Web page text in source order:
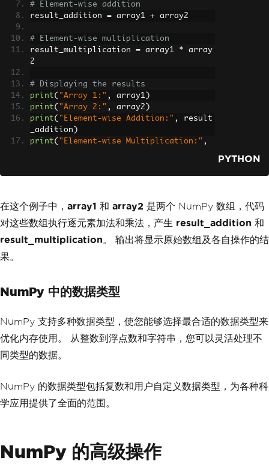
# Element-wise addition
result_addition = array1 + array2
# Element-wise multiplication
result_multiplication = array1 * array
2
# Displaying the results
print( "Array 1:" , array1 )
print( "Array 2:" , array2 )
print( "Element-wise Addition:" ,
result
_addition )
print( "Element-wise Multiplication:" ,
PYTHON
在这个例子中， array1 和 array2 是两个 NumPy 数组，代码
对这些数组执行逐元素加法和乘法，产生 result_addition 和
result_multiplication。 输出将显示原始数组及各自操作的结
果。
NumPy 中的数据类型
NumPy 支持多种数据类型，使您能够选择最合适的数据类型来
优化内存使用。 从整数到浮点数和字符串，您可以灵活处理不
同类型的数据。
NumPy 的数据类型包括复数和用户自定义数据类型，为各种科
学应用提供了全面的范围。
NumPy 的高级操作